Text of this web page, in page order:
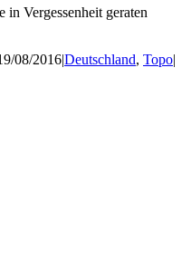
in Vergessenheit geraten
08/2016|Deutschland, Topo|